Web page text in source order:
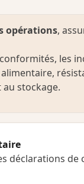
opérations,
les
stockage.
déclarations